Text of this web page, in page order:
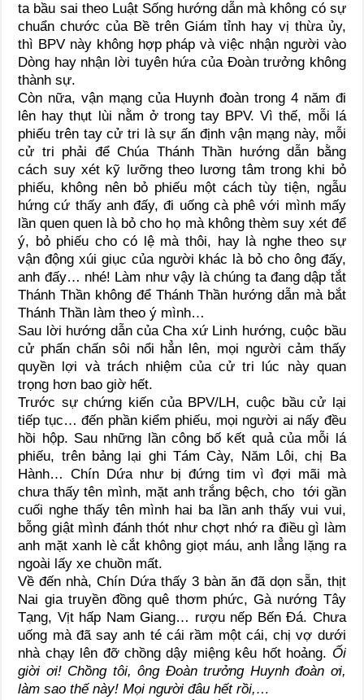
ta bầu sai theo Luật Sống hướng dẫn mà không có sự
chuẩn chước của Bề trên Giám tỉnh hay vị thừa ủy,
thì BPV này không hợp pháp và việc nhận người vào
Dòng hay nhận lời tuyên hứa của Đoàn trưởng không
thành sự.
Còn nữa, vận mạng của Huynh đoàn trong 4 năm đi
lên hay thụt lùi nằm ở trong tay BPV. Vì thế, mỗi lá
phiếu trên tay cử tri là sự ấn định vận mạng này, mỗi
cử tri phải để Chúa Thánh Thần hướng dẫn bằng
cách suy xét kỹ lưỡng theo lương tâm trong khi bỏ
phiếu, không nên bỏ phiếu một cách tùy tiện, ngẫu
hứng cứ thấy anh đấy, đi uống cà phê với mình mấy
lần quen quen là bỏ cho họ mà không thèm suy xét để
ý, bỏ phiếu cho có lệ mà thôi, hay là nghe theo sự
vận động xúi giục của người khác là bỏ cho ông đấy,
anh đấy… nhé! Làm như vậy là chúng ta đang dập tắt
Thánh Thần không để Thánh Thần hướng dẫn mà bắt
Thánh Thần làm theo ý mình…
Sau lời hướng dẫn của Cha xứ Linh hướng, cuộc bầu
cử phấn chấn sôi nổi hẳn lên, mọi người cảm thấy
quyền lợi và trách nhiệm của cử tri lúc này quan
trọng hơn bao giờ hết.
Trước sự chứng kiến của BPV/LH, cuộc bầu cử lại
tiếp tục… đến phần kiểm phiếu, mọi người ai nấy đều
hồi hộp. Sau những lần công bố kết quả của mỗi lá
phiếu, trên bảng lại ghi Tám Cày, Năm Lôi, chị Ba
Hành… Chín Dứa như bị đứng tim vì đợi mãi mà
chưa thấy tên mình, mặt anh trắng bệch, cho tới gần
cuối nghe thấy tên mình hai ba lần anh thấy vui vui,
bỗng giật mình đánh thót như chợt nhớ ra điều gì làm
anh mặt xanh lè cắt không giọt máu, anh lẳng lặng ra
ngoài lấy xe chuồn mất.
Về đến nhà, Chín Dứa thấy 3 bàn ăn đã dọn sẵn, thịt
Nai gia truyền đồng quê thơm phức, Gà nướng Tây
Tạng, Vịt hấp Nam Giang… rượu nếp Bến Đá. Chưa
uống mà đã say anh té cái rầm một cái, chị vợ dưới
nhà chạy lên đỡ chồng dậy miệng kêu hốt hoảng. Ối
giời ơi! Chồng tôi, ông Đoàn trưởng Huynh đoàn ơi,
làm sao thế này! Mọi người đâu hết rồi,…